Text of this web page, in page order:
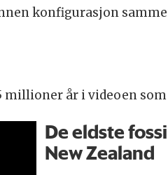
konfigurasjon
millioner år i videoen
De eldste
New Zealand